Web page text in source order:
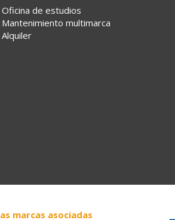
Oficina de estudios
Mantenimiento multimarca
Alquiler
marcas asociadas